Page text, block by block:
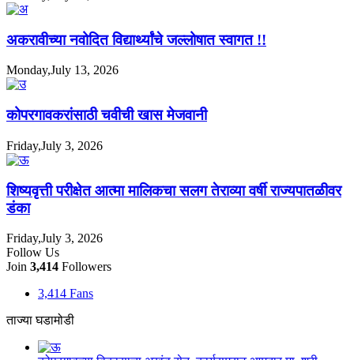
अकरावीच्या नवोदित विद्यार्थ्यांचे जल्लोषात स्वागत !!
Monday,July 13, 2026
कोपरगावकरांसाठी चवीची खास मेजवानी
Friday,July 3, 2026
शिष्यवृत्ती परीक्षेत आत्मा मालिकचा सलग तेराव्या वर्षी राज्यपातळीवर
डंका
Friday,July 3, 2026
Follow Us
Join 3,414 Followers
3,414 Fans
ताज्या घडामोडी